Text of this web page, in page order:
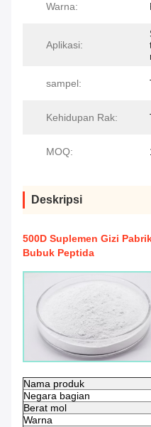
Warna:
Aplikasi:
sampel:
Kehidupan Rak:
MOQ:
Deskripsi
500D Suplemen Gizi
Bubuk Peptida
Nama produk
Negara bagian
Berat mol
Warna